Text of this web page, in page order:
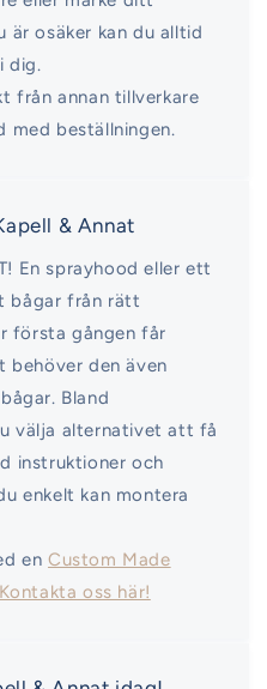
är osäker kan du alltid
dig.
från annan tillverkare
med beställningen.
& Annat
En sprayhood eller ett
bågar från rätt
första gången får
behöver den även
Bland
välja alternativet att få
instruktioner och
enkelt kan montera
enCustom Made
Kontakta oss här!